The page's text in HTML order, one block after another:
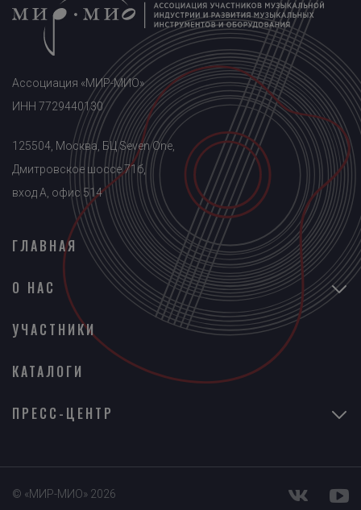
Ассоциация «МИР-МИО»
ИНН 7729440130
125504, Москва, БЦ Seven One,
Дмитровское шоссе 71б,
вход A, офис 514
ГЛАВНАЯ
О НАС
УЧАСТНИКИ
КАТАЛОГИ
ПРЕСС-ЦЕНТР
© «МИР-МИО» 2026